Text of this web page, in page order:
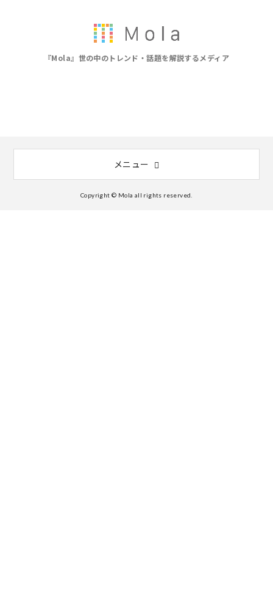
『Mola』世の中のトレンド・話題を解説するメディア
メニュー
Copyright © Mola all rights reserved.